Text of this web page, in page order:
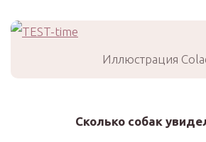
Иллюстрация
Сколько собак